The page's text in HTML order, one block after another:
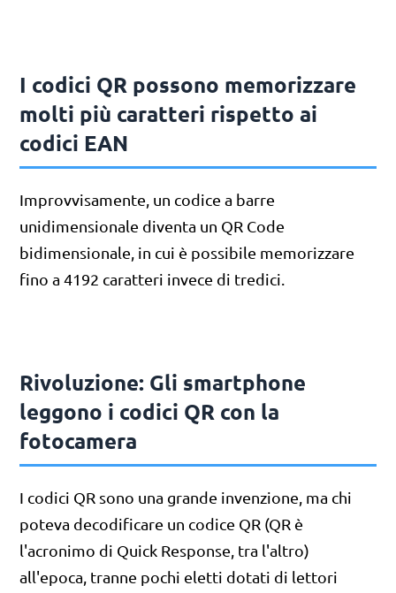
I codici QR possono memorizzare
molti più caratteri rispetto ai
codici EAN
Improvvisamente, un codice a barre
unidimensionale diventa un QR Code
bidimensionale, in cui è possibile memorizzare
fino a 4192 caratteri invece di tredici.
Rivoluzione: Gli smartphone
leggono i codici QR con la
fotocamera
I codici QR sono una grande invenzione, ma chi
poteva decodificare un codice QR (QR è
l'acronimo di Quick Response, tra l'altro)
all'epoca, tranne pochi eletti dotati di lettori